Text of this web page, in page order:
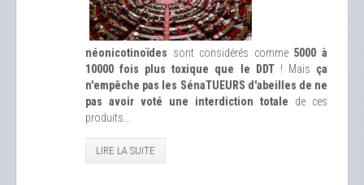
néonicotinoïdes sont considérés comme 5000 à
10000 fois plus toxique que le DDT! Mais ça
n'empêche pas les SénaTUEURS d'abeilles de ne
pas avoir voté une interdiction totale de ces
produits...
LIRE LA SUITE